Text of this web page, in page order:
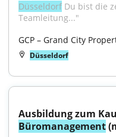
Düsseldorf Du bist die
Teamleitung..."
GCP – Grand City
Düsseldorf
Büromanagement